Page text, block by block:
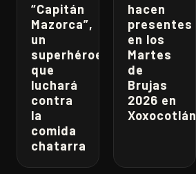
“Capitán
Mazorca”,
un
superhéroe
que
luchará
contra
la
comida
chatarra
hacen
presentes
en los
Martes
de
Brujas
2026 en
Xoxocotlán